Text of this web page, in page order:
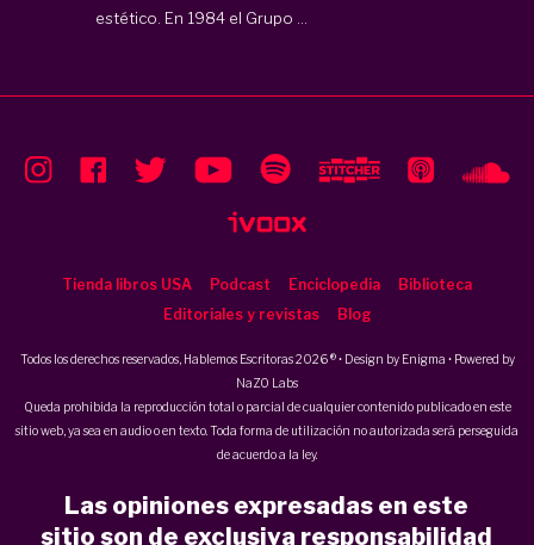
estético. En 1984 el Grupo ...
Tienda libros USA Podcast Enciclopedia
Biblioteca
Editoriales y revistas
Blog
Todos los derechos reservados, Hablemos Escritoras 2026 ® • Design by Enigma • Powered by
NaZO Labs
Queda prohibida la reproducción total o parcial de cualquier contenido publicado en este
sitio web, ya sea en audio o en texto. Toda forma de utilización no autorizada será perseguida
de acuerdo a la ley.
Las opiniones expresadas en este
sitio son de exclusiva responsabilidad